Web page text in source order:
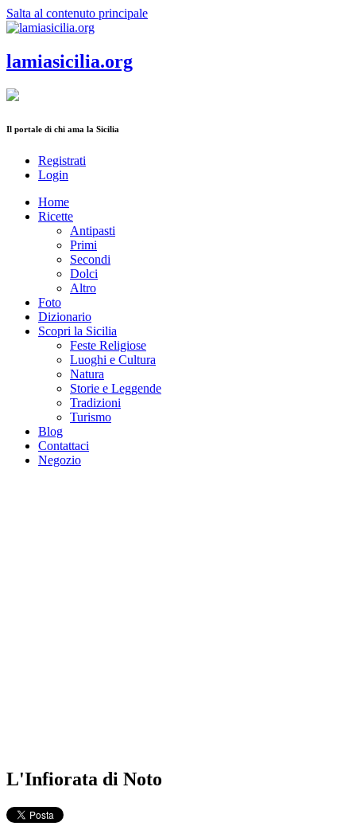
Salta al contenuto principale
lamiasicilia.org
Il portale di chi ama la Sicilia
Registrati
Login
Home
Ricette
Antipasti
Primi
Secondi
Dolci
Altro
Foto
Dizionario
Scopri la Sicilia
Feste Religiose
Luoghi e Cultura
Natura
Storie e Leggende
Tradizioni
Turismo
Blog
Contattaci
Negozio
L'Infiorata di Noto